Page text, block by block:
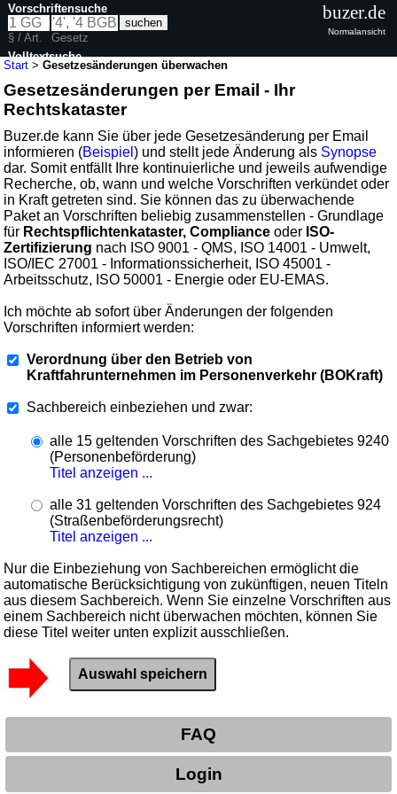
Start >Gesetzesänderungen überwachen
Gesetzesänderungen per Email - Ihr
Rechtskataster
Buzer.de kann Sie über jede Gesetzesänderung per Email
informieren (Beispiel) und stellt jede Änderung als Synopse
dar. Somit entfällt Ihre kontinuierliche und jeweils aufwendige
Recherche, ob, wann und welche Vorschriften verkündet oder
in Kraft getreten sind. Sie können das zu überwachende
Paket an Vorschriften beliebig zusammenstellen - Grundlage
für Rechtspflichtenkataster, Compliance oder ISO-
Zertifizierung nach ISO 9001 - QMS, ISO 14001 - Umwelt,
ISO/IEC 27001 - Informationssicherheit, ISO 45001 -
Arbeitsschutz, ISO 50001 - Energie oder EU-EMAS.
Ich möchte ab sofort über Änderungen der folgenden
Vorschriften informiert werden:
Verordnung über den Betrieb von
Kraftfahrunternehmen im Personenverkehr (BOKraft)
Sachbereich einbeziehen und zwar:
alle 15 geltenden Vorschriften des Sachgebietes 9240
(Personenbeförderung)
Titel anzeigen ...
alle 31 geltenden Vorschriften des Sachgebietes 924
(Straßenbeförderungsrecht)
Titel anzeigen ...
Nur die Einbeziehung von Sachbereichen ermöglicht die
automatische Berücksichtigung von zukünftigen, neuen Titeln
aus diesem Sachbereich. Wenn Sie einzelne Vorschriften aus
einem Sachbereich nicht überwachen möchten, können Sie
diese Titel weiter unten explizit ausschließen.
FAQ
Login
Vorschriftensuche
§ / Art.
Gesetz
Volltextsuche
buzer.de
Normalansicht